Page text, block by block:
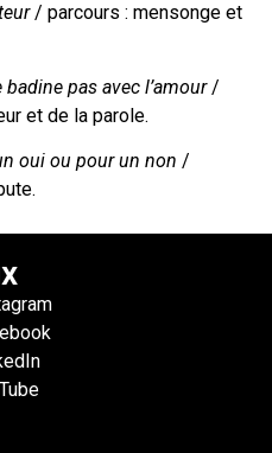
/ parcours : mensonge et
badine pas avec l’amour /
et de la parole.
oui ou pour un non /